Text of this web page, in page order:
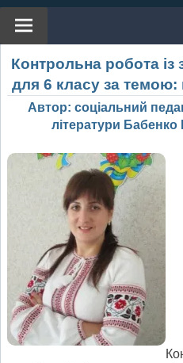
Контрольна робота із
для 6 класу за темою:
Автор: соціальний
літератури Бабенко